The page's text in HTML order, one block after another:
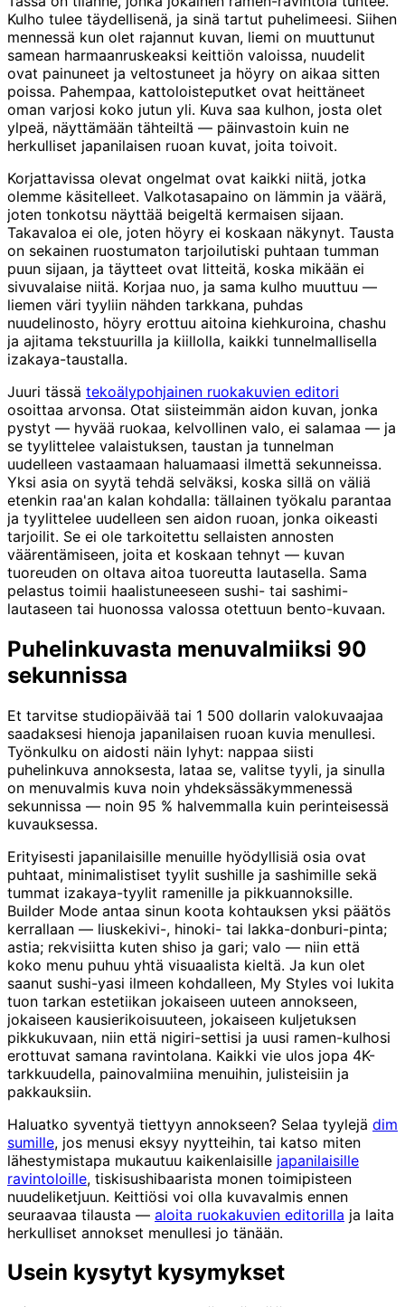
Kulho tulee täydellisenä, ja sinä tartut puhelimeesi. Siihen
mennessä kun olet rajannut kuvan, liemi on muuttunut
samean harmaanruskeaksi keittiön valoissa, nuudelit
ovat painuneet ja veltostuneet ja höyry on aikaa sitten
poissa. Pahempaa, kattoloisteputket ovat heittäneet
oman varjosi koko jutun yli. Kuva saa kulhon, josta olet
ylpeä, näyttämään tähteiltä — päinvastoin kuin ne
herkulliset japanilaisen ruoan kuvat, joita toivoit.
Korjattavissa olevat ongelmat ovat kaikki niitä, jotka
olemme käsitelleet. Valkotasapaino on lämmin ja väärä,
joten tonkotsu näyttää beigeltä kermaisen sijaan.
Takavaloa ei ole, joten höyry ei koskaan näkynyt. Tausta
on sekainen ruostumaton tarjoilutiski puhtaan tumman
puun sijaan, ja täytteet ovat litteitä, koska mikään ei
sivuvalaise niitä. Korjaa nuo, ja sama kulho muuttuu —
liemen väri tyyliin nähden tarkkana, puhdas
nuudelinosto, höyry erottuu aitoina kiehkuroina, chashu
ja ajitama tekstuurilla ja kiillolla, kaikki tunnelmallisella
izakaya-taustalla.
Juuri tässä tekoälypohjainen ruokakuvien editori
osoittaa arvonsa. Otat siisteimmän aidon kuvan, jonka
pystyt — hyvää ruokaa, kelvollinen valo, ei salamaa — ja
se tyylittelee valaistuksen, taustan ja tunnelman
uudelleen vastaamaan haluamaasi ilmettä sekunneissa.
Yksi asia on syytä tehdä selväksi, koska sillä on väliä
etenkin raa'an kalan kohdalla: tällainen työkalu parantaa
ja tyylittelee uudelleen sen aidon ruoan, jonka oikeasti
tarjoilit. Se ei ole tarkoitettu sellaisten annosten
väärentämiseen, joita et koskaan tehnyt — kuvan
tuoreuden on oltava aitoa tuoreutta lautasella. Sama
pelastus toimii haalistuneeseen sushi- tai sashimi-
lautaseen tai huonossa valossa otettuun bento-kuvaan.
Puhelinkuvasta menuvalmiiksi 90
sekunnissa
Et tarvitse studiopäivää tai 1 500 dollarin valokuvaajaa
saadaksesi hienoja japanilaisen ruoan kuvia menullesi.
Työnkulku on aidosti näin lyhyt: nappaa siisti
puhelinkuva annoksesta, lataa se, valitse tyyli, ja sinulla
on menuvalmis kuva noin yhdeksässäkymmenessä
sekunnissa — noin 95 % halvemmalla kuin perinteisessä
kuvauksessa.
Erityisesti japanilaisille menuille hyödyllisiä osia ovat
puhtaat, minimalistiset tyylit sushille ja sashimille sekä
tummat izakaya-tyylit ramenille ja pikkuannoksille.
Builder Mode antaa sinun koota kohtauksen yksi päätös
kerrallaan — liuskekivi-, hinoki- tai lakka-donburi-pinta;
astia; rekvisiitta kuten shiso ja gari; valo — niin että
koko menu puhuu yhtä visuaalista kieltä. Ja kun olet
saanut sushi-yasi ilmeen kohdalleen, My Styles voi lukita
tuon tarkan estetiikan jokaiseen uuteen annokseen,
jokaiseen kausierikoisuuteen, jokaiseen kuljetuksen
pikkukuvaan, niin että nigiri-settisi ja uusi ramen-kulhosi
erottuvat samana ravintolana. Kaikki vie ulos jopa 4K-
tarkkuudella, painovalmiina menuihin, julisteisiin ja
pakkauksiin.
Haluatko syventyä tiettyyn annokseen? Selaa tyylejä dim
sumille, jos menusi eksyy nyytteihin, tai katso miten
lähestymistapa mukautuu kaikenlaisille japanilaisille
ravintoloille, tiskisushibaarista monen toimipisteen
nuudeliketjuun. Keittiösi voi olla kuvavalmis ennen
seuraavaa tilausta — aloita ruokakuvien editorilla ja laita
herkulliset annokset menullesi jo tänään.
Usein kysytyt kysymykset